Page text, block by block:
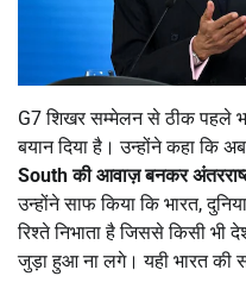
G7 शिखर सम्मेलन से ठीक पहले
बयान दिया है। उन्होंने कहा कि
Southकी आवाज़ बनकर
उन्होंने साफ किया कि भारत,
रिश्ते निभाता है जिससे किसी
जुड़ा हुआ ना लगे। यही भारत की